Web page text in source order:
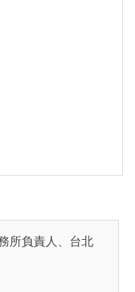
所負責人、台北